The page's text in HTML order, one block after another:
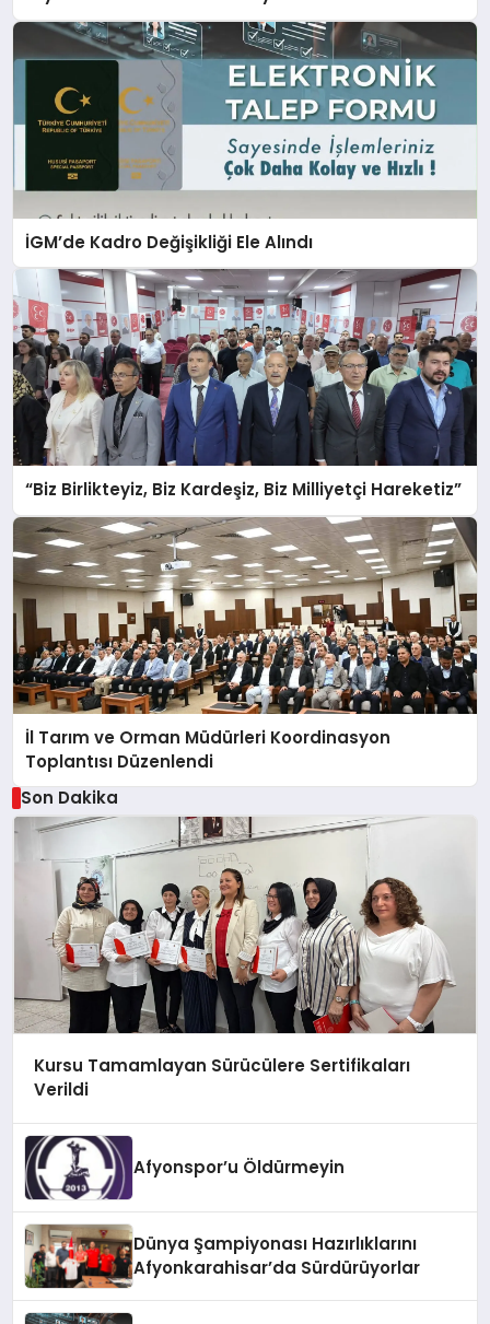
İGM’de Kadro Değişikliği Ele Alındı
“Biz Birlikteyiz, Biz Kardeşiz, Biz Milliyetçi Hareketiz”
İl Tarım ve Orman Müdürleri Koordinasyon
Toplantısı Düzenlendi
Son Dakika
Kursu Tamamlayan Sürücülere Sertifikaları
Verildi
Afyonspor’u Öldürmeyin
Dünya Şampiyonası Hazırlıklarını
Afyonkarahisar’da Sürdürüyorlar